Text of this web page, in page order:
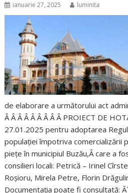
ianuarie 27, 2025 luminita
de elaborare a următorului act
Â Â Â Â Â Â Â Â Â PROIECT DE
27.01.2025 pentru adoptarea
populației împotriva comercializării
piețe în municipiul Buzău,Â care a
consilieri locali: Petrică – Irinel
Roșioru, Mirela Petre, Florin
Documentația poate fi consultată: